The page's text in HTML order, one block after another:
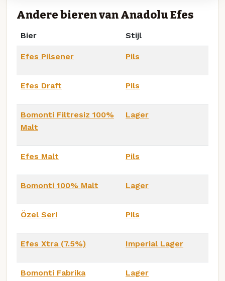
Andere bieren van Anadolu Efes
Bier Stijl
Efes Pilsener Pils
Efes Draft Pils
Bomonti Filtresiz 100%
Malt
Lager
Efes Malt Pils
Bomonti 100% Malt Lager
Özel Seri Pils
Efes Xtra (7.5%) Imperial Lager
Bomonti Fabrika Lager